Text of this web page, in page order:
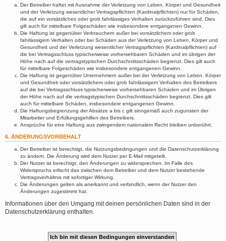
Der Betreiber haftet mit Ausnahme der Verletzung von Leben, Körper und Gesundheit
und der Verletzung wesentlicher Vertragspflichten (Kardinalpflichten) nur für Schäden,
die auf ein vorsätzliches oder grob fahrlässiges Verhalten zurückzuführen sind. Dies
gilt auch für mittelbare Folgeschäden wie insbesondere entgangenen Gewinn.
Die Haftung ist gegenüber Verbrauchern außer bei vorsätzlichem oder grob
fahrlässigem Verhalten oder bei Schäden aus der Verletzung von Leben, Körper und
Gesundheit und der Verletzung wesentlicher Vertragspflichten (Kardinalpflichten) auf
die bei Vertragsschluss typischerweise vorhersehbaren Schäden und im übrigen der
Höhe nach auf die vertragstypischen Durchschnittsschäden begrenzt. Dies gilt auch
für mittelbare Folgeschäden wie insbesondere entgangenen Gewinn.
Die Haftung ist gegenüber Unternehmern außer bei der Verletzung von Leben, Körper
und Gesundheit oder vorsätzlichem oder grob fahrlässigem Verhalten des Betreibers
auf die bei Vertragsschluss typischerweise vorhersehbaren Schäden und im Übrigen
der Höhe nach auf die vertragstypischen Durchschnittsschäden begrenzt. Dies gilt
auch für mittelbare Schäden, insbesondere entgangenen Gewinn.
Die Haftungsbegrenzung der Absätze a bis c gilt sinngemäß auch zugunsten der
Mitarbeiter und Erfüllungsgehilfen des Betreibers.
Ansprüche für eine Haftung aus zwingendem nationalem Recht bleiben unberührt.
6. ÄNDERUNGSVORBEHALT
Der Betreiber ist berechtigt, die Nutzungsbedingungen und die Datenschutzerklärung
zu ändern. Die Änderung wird dem Nutzer per E-Mail mitgeteilt.
Der Nutzer ist berechtigt, den Änderungen zu widersprechen. Im Falle des
Widerspruchs erlischt das zwischen dem Betreiber und dem Nutzer bestehende
Vertragsverhältnis mit sofortiger Wirkung.
Die Änderungen gelten als anerkannt und verbindlich, wenn der Nutzer den
Änderungen zugestimmt hat.
Informationen über den Umgang mit deinen persönlichen Daten sind in der
Datenschutzerklärung enthalten.